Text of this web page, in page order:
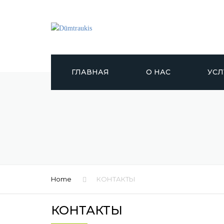
ГЛАВНАЯ О НАС
Home КОНТАКТЫ
КОНТАКТЫ